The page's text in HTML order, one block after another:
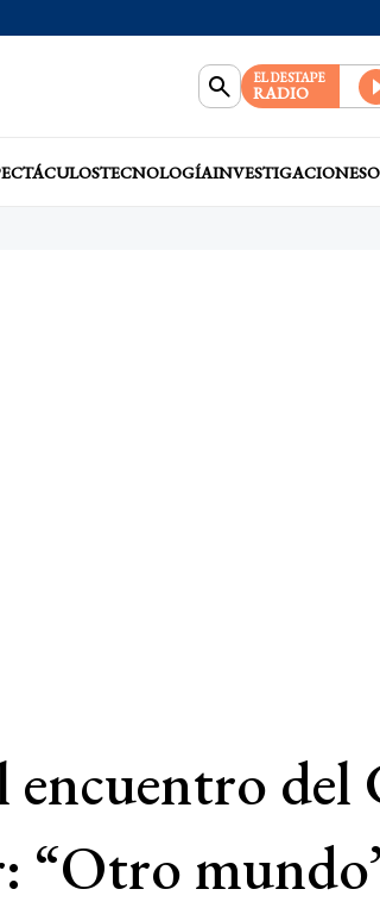
EL DESTAPE
RADIO
TECNOLOGÍAINVESTIGACIONES
encuentro del
“Otro